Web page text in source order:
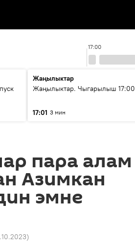
17:00
Жаңылыктар
Жаңылыктар. Чыгарылыш 17:00
17:01 3 мин
пара алам
Азимкан
эмне
)